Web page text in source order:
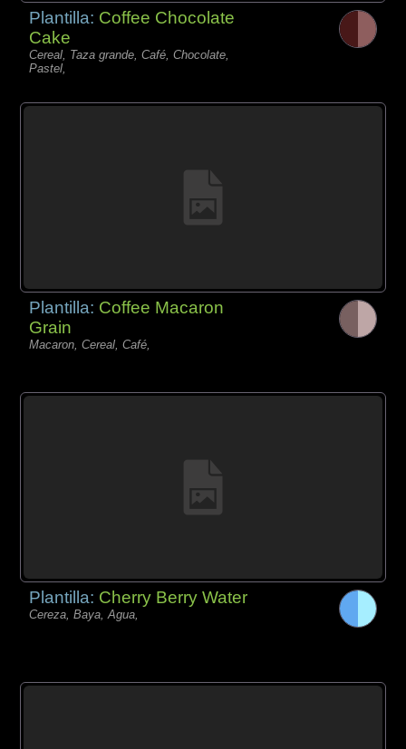
Plantilla: Coffee Chocolate
Cake
Cereal, Taza grande, Café, Chocolate,
Pastel,
Plantilla: Coffee Macaron
Grain
Macaron, Cereal, Café,
Plantilla: Cherry Berry Water
Cereza, Baya, Agua,